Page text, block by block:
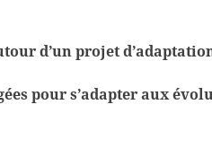
d’un projet d’adaptation
pour s’adapter aux